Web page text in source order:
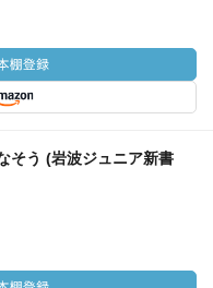
そう (岩波ジュニア新書